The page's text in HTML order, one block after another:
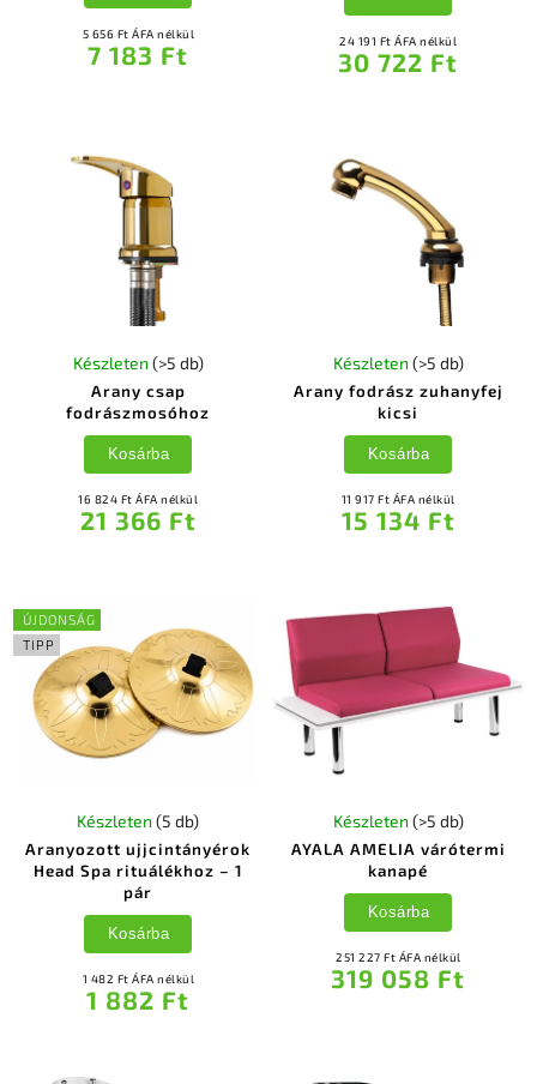
5 656 Ft ÁFA nélkül
7 183 Ft 24 191 Ft ÁFA nélkül
30 722 Ft
Arany csap
fodrászmosóhoz
Készleten (>5 db)
16 824 Ft ÁFA nélkül
21 366 Ft
Kosárba
Arany fodrász zuhanyfej
kicsi
Készleten (>5 db)
11 917 Ft ÁFA nélkül
15 134 Ft
Kosárba
ÚJDONSÁG
TIPP
Aranyozott ujjcintányérok
Head Spa rituálékhoz – 1
pár
Készleten(5 db)
1 482 Ft ÁFA nélkül
1 882 Ft
Kosárba
AYALA AMELIA várótermi
kanapé
Készleten (>5 db)
251 227 Ft ÁFA nélkül
319 058 Ft
Kosárba